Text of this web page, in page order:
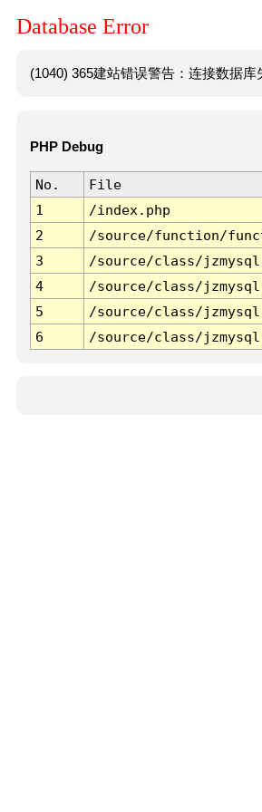
Database Error
(1040) 365建站错误警告：连接数据
PHP Debug
No. File
1
/index.php
2
/source/function/
3
/source/class/
4
/source/class/
5
/source/class/
6
/source/class/